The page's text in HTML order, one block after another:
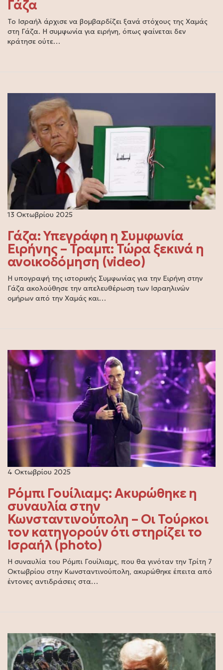
Γάζα
Το Ισραήλ άρχισε να βομβαρδίζει ξανά στόχους της Χαμάς
στη Γάζα. Η συμφωνία για ειρήνη, όπως φαίνεται δεν
κράτησε ούτε…
13 Οκτωβρίου 2025
Γάζα: Υπεγράφη η Συμφωνία
Ειρήνης – Τραμπ: Τώρα ξεκινά η
ανοικοδόμηση (video)
Η υπογραφή της ιστορικής Συμφωνίας για την Ειρήνη στην
Γάζα ακολούθησε την απελευθέρωση των Ισραηλινών
ομήρων από την Χαμάς και…
4 Οκτωβρίου 2025
Ρόμπι Γουίλιαμς: Ακυρώθηκε η
συναυλία στην
Κωνσταντινούπολη – Οι Τούρκοι
τον κατηγορούν ότι στηρίζει το
Ισραήλ (photo)
Η συναυλία του Ρόμπι Γουίλιαμς, που θα γινόταν την Τρίτη 7
Οκτωβρίου στην Κωνσταντινούπολη, ακυρώθηκε έπειτα από
έντονες αντιδράσεις στα…